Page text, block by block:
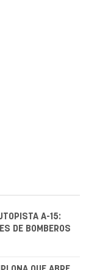
A-15:
DE BOMBEROS